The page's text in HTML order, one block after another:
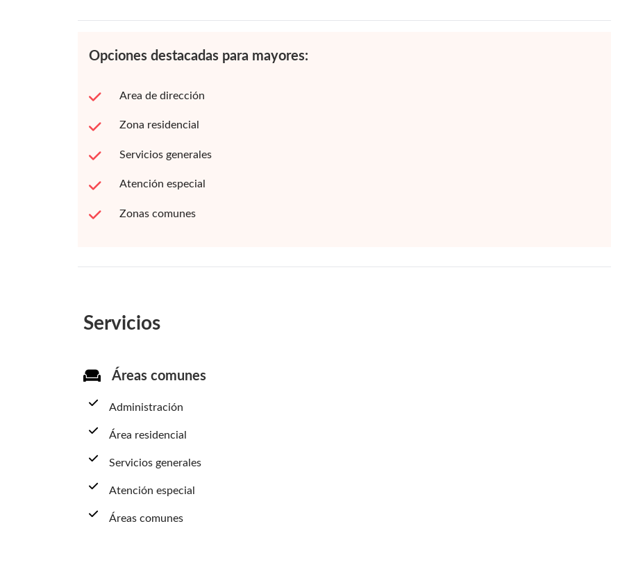
Opciones destacadas para mayores:
Area de dirección
Zona residencial
Servicios generales
Atención especial
Zonas comunes
Servicios
Áreas comunes
Administración
Área residencial
Servicios generales
Atención especial
Áreas comunes